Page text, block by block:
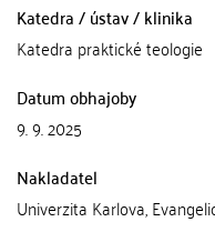
Katedra / ústav / klinika
Katedra praktické teologie
Datum obhajoby
9. 9. 2025
Nakladatel
Univerzita Karlova,